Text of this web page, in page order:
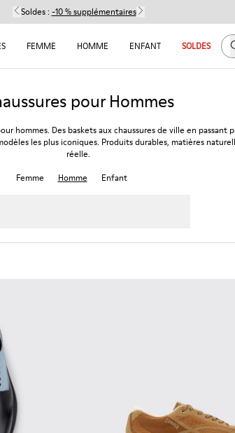
Soldes : -10 % supplémentaires
FEMME HOMME ENFANT SOLDES
pour Hommes
hommes. Des baskets aux chaussures de ville en passant
les plus iconiques. Produits durables, matières
réelle.
Femme
Homme Enfant